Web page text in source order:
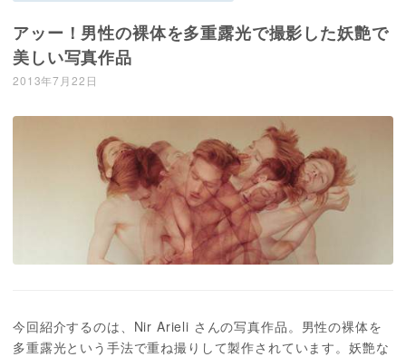
アッー！男性の裸体を多重露光で撮影した妖艶で
美しい写真作品
2013年7月22日
今回紹介するのは、Nir Arieli さんの写真作品。男性の裸体を
多重露光という手法で重ね撮りして製作されています。妖艶な